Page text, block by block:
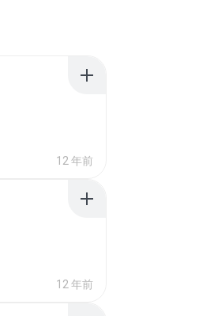
12 年前
12 年前